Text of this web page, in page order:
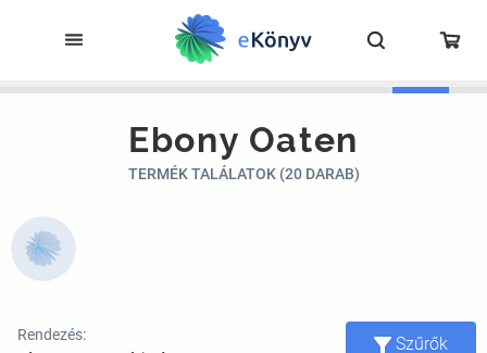
Ebony Oaten
TERMÉK TALÁLATOK (20 DARAB)
Rendezés: Szűrők